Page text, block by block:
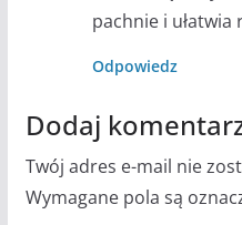
pachnie i ułatwia
Odpowiedz
Dodaj
Twój adres e-mail nie
Wymagane pola są